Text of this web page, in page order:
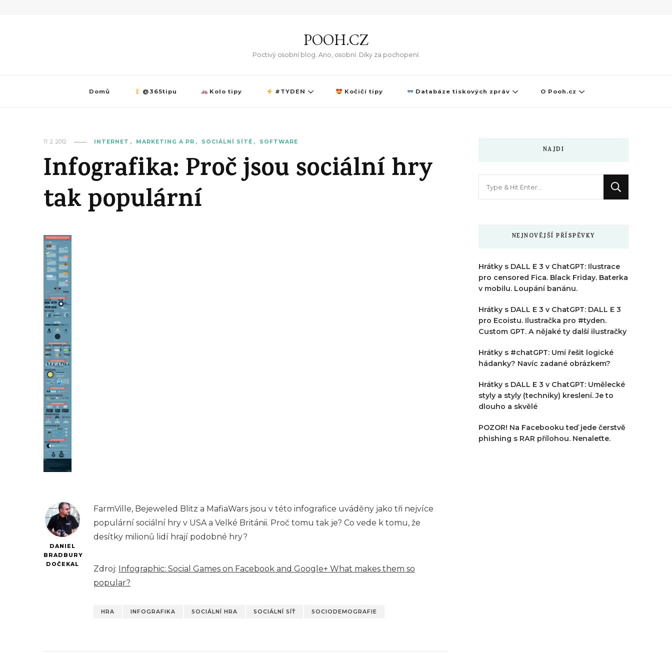
POOH.CZ
Poctivý osobní blog. Ano, osobní. Díky za pochopení.
Domů @365tipu Kolo tipy #TYDEN Kočičí tipy Databáze tiskových zpráv O Pooh.cz
11. 2. 2012 INTERNET MARKETING A PR SOCIÁLNÍ SÍTĚ SOFTWARE
Infografika: Proč jsou sociální hry
tak populární
DANIEL
BRADBURY
DOČEKAL
FarmVille, Bejeweled Blitz a MafiaWars jsou v této infografice uváděny jako tři nejvíce
populární sociální hry v USA a Velké Británii. Proč tomu tak je? Co vede k tomu, že
desítky milionů lidí hrají podobné hry?
Zdroj: Infographic: Social Games on Facebook and Google+ What makes them so
popular?
HRA INFOGRAFIKA SOCIÁLNÍ HRA SOCIÁLNÍ SÍŤ SOCIODEMOGRAFIE
NAJDI
NEJNOVĚJŠÍ PŘÍSPĚVKY
Hrátky s DALL E 3 v ChatGPT: Ilustrace
pro censored Fica. Black Friday. Baterka
v mobilu. Loupání banánu.
Hrátky s DALL E 3 v ChatGPT: DALL E 3
pro Ecoistu. Ilustračka pro #tyden.
Custom GPT. A nějaké ty další ilustračky
Hrátky s #chatGPT: Umí řešit logické
hádanky? Navíc zadané obrázkem?
Hrátky s DALL E 3 v ChatGPT: Umělecké
styly a styly (techniky) kreslení. Je to
dlouho a skvělé
POZOR! Na Facebooku teď jede čerstvě
phishing s RAR přílohou. Nenaleťte.